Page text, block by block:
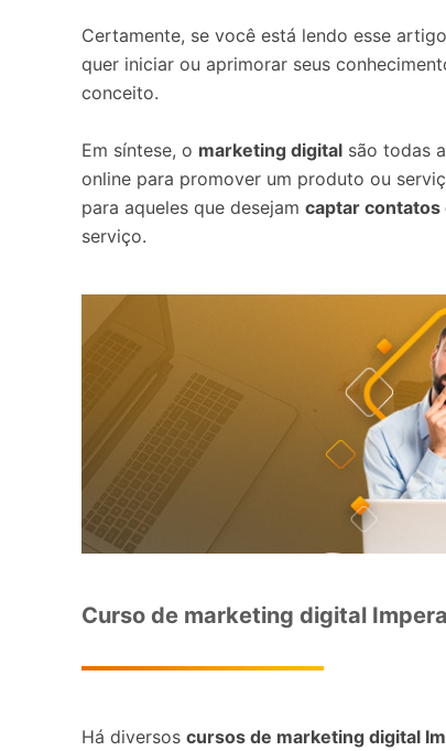
Certamente, se você está lendo esse
quer iniciar ou aprimorar seus
conceito.
Em síntese, o marketing digital são todas
online para promover um produto ou
para aqueles que desejam captar contatos
serviço.
Curso de marketing digital
Há diversos cursos de marketing digital